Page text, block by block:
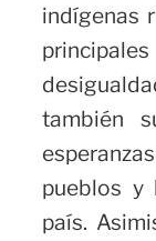
indígenas
también
pueblos y
país.